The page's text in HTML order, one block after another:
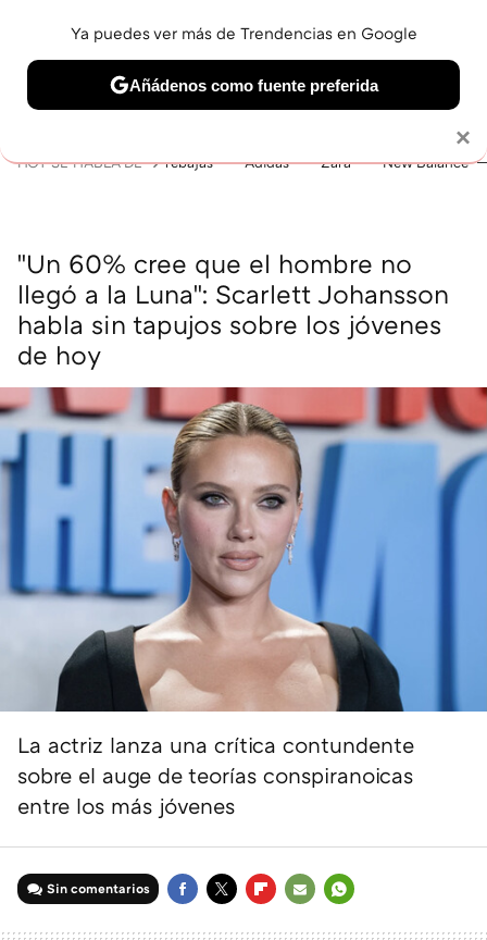
BELLEZA SHOPPING VIAJES GASTRO SNEAKERS
HOY SE HABLA DE rebajas Adidas Zara New Balance
"Un 60% cree que el hombre no
llegó a la Luna": Scarlett Johansson
habla sin tapujos sobre los jóvenes
de hoy
La actriz lanza una crítica contundente
sobre el auge de teorías conspiranoicas
entre los más jóvenes
Sin comentarios
×
Ya puedes ver más de Trendencias en Google
Añádenos como fuente preferida